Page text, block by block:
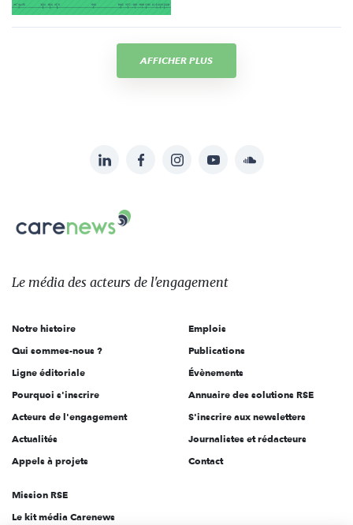
AFFICHER PLUS
sur:
LinkedInFacebookInstagramYouTubeSoundcloud
Le
des
l'engagement
Le média des acteurs de l'engagement
Notre histoire
Qui sommes-nous ?
Ligne éditoriale
Pourquoi s'inscrire
Acteurs de l'engagement
Actualités
Appels à projets
Emplois
Publications
Évènements
Annuaire des solutions RSE
S'inscrire aux newsletters
Journalistes et rédacteurs
Contact
Mission RSE
Le kit média Carenews